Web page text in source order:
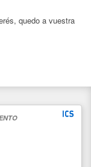
quedo a vuestra